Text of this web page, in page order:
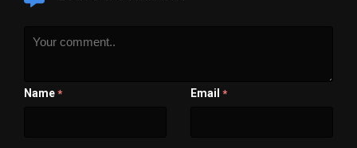
Name * Email *